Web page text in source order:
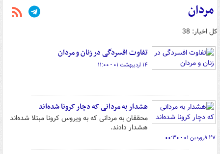
مردان
کل اخبار: 38
تفاوت افسردگی در زنان و مردان
۱۴ اردیبهشت ۰۱ - ۱۱:۰۰
هشدار به مردانی که دچار کرونا شده‌اند
محققان به مردانی که به ویروس کرونا مبتلا شده‌اند
هشدار دادند.
۲۷ فروردین ۰۱ - ۰۰:۳۰